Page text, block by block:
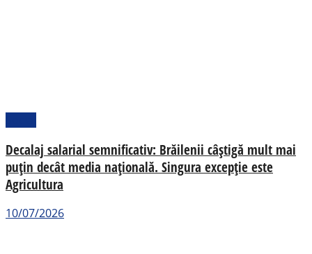
Decalaj salarial semnificativ: Brăilenii câștigă mult mai
puțin decât media națională. Singura excepție este
Agricultura
10/07/2026